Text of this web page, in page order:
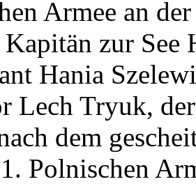
Armee an
Kapitän zur
Hania
Lech Tryuk,
dem
Polnischen